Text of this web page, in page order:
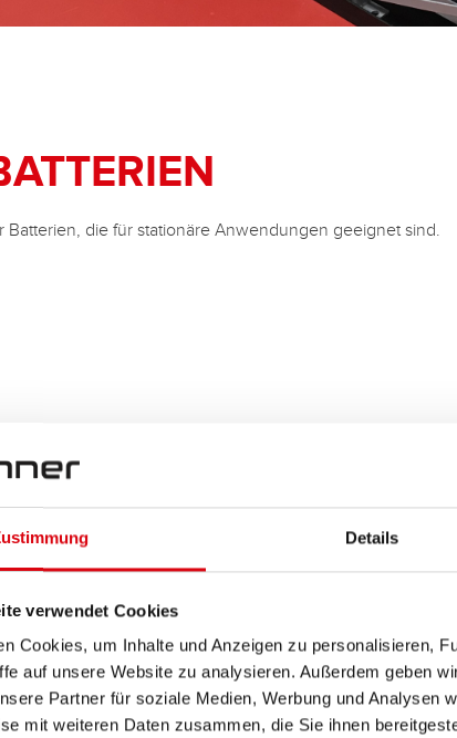
Details
verwendet Cookies
Cookies, um Inhalte und Anzeigen zu personalisieren,
auf unsere Website zu analysieren. Außerdem geben
Partner für soziale Medien, Werbung und Analysen
mit weiteren Daten zusammen, die Sie ihnen
Batterien, die für stationäre Anwendungen geeignet sind.
Stand by Bull GiVC
GiVC
Stand
Nass